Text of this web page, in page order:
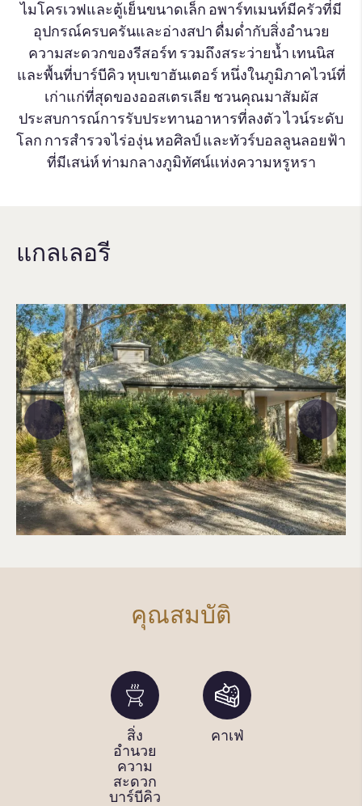
ไมโครเวฟและตู้เย็นขนาดเล็ก อพาร์ทเมนท์มีครัวที่มี
อุปกรณ์ครบครันและอ่างสปา ดื่มด่ำกับสิ่งอำนวย
ความสะดวกของรีสอร์ท รวมถึงสระว่ายน้ำ เทนนิส
และพื้นที่บาร์บีคิว หุบเขาฮันเตอร์ หนึ่งในภูมิภาคไวน์ที่
เก่าแก่ที่สุดของออสเตรเลีย ชวนคุณมาสัมผัส
ประสบการณ์การรับประทานอาหารที่ลงตัว ไวน์ระดับ
โลก การสำรวจไร่องุ่น หอศิลป์ และทัวร์บอลลูนลอยฟ้า
ที่มีเสน่ห์ ท่ามกลางภูมิทัศน์แห่งความหรูหรา
แกลเลอรี
คุณสมบัติ
สิ่ง
อำนวย
ความ
สะดวก
บาร์บีคิว
คาเฟ่